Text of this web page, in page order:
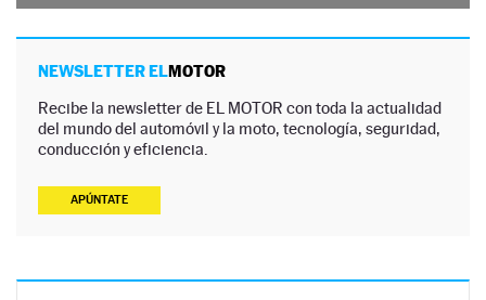
NEWSLETTER ELMOTOR
Recibe la newsletter de EL MOTOR con toda la actualidad
del mundo del automóvil y la moto, tecnología, seguridad,
conducción y eficiencia.
APÚNTATE